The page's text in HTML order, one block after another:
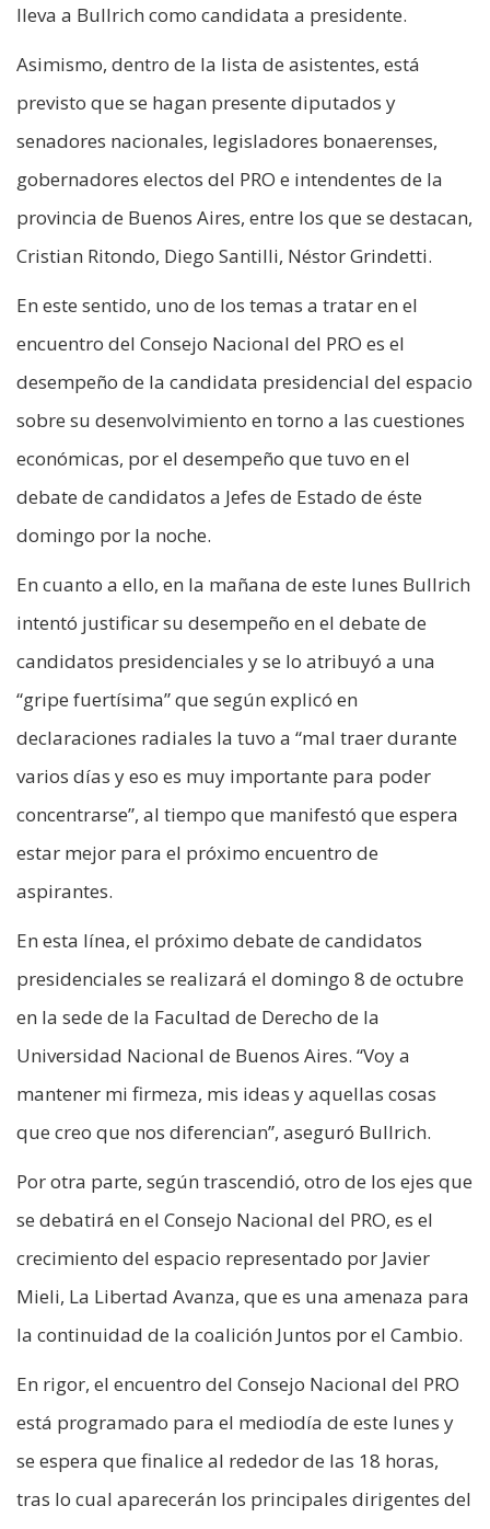
lleva a Bullrich como candidata a presidente.
Asimismo, dentro de la lista de asistentes, está
previsto que se hagan presente diputados y
senadores nacionales, legisladores bonaerenses,
gobernadores electos del PRO e intendentes de la
provincia de Buenos Aires, entre los que se destacan,
Cristian Ritondo, Diego Santilli, Néstor Grindetti.
En este sentido, uno de los temas a tratar en el
encuentro del Consejo Nacional del PRO es el
desempeño de la candidata presidencial del espacio
sobre su desenvolvimiento en torno a las cuestiones
económicas, por el desempeño que tuvo en el
debate de candidatos a Jefes de Estado de éste
domingo por la noche.
En cuanto a ello, en la mañana de este lunes Bullrich
intentó justificar su desempeño en el debate de
candidatos presidenciales y se lo atribuyó a una
“gripe fuertísima” que según explicó en
declaraciones radiales la tuvo a “mal traer durante
varios días y eso es muy importante para poder
concentrarse”, al tiempo que manifestó que espera
estar mejor para el próximo encuentro de
aspirantes.
En esta línea, el próximo debate de candidatos
presidenciales se realizará el domingo 8 de octubre
en la sede de la Facultad de Derecho de la
Universidad Nacional de Buenos Aires. “Voy a
mantener mi firmeza, mis ideas y aquellas cosas
que creo que nos diferencian”, aseguró Bullrich.
Por otra parte, según trascendió, otro de los ejes que
se debatirá en el Consejo Nacional del PRO, es el
crecimiento del espacio representado por Javier
Mieli, La Libertad Avanza, que es una amenaza para
la continuidad de la coalición Juntos por el Cambio.
En rigor, el encuentro del Consejo Nacional del PRO
está programado para el mediodía de este lunes y
se espera que finalice al rededor de las 18 horas,
tras lo cual aparecerán los principales dirigentes del